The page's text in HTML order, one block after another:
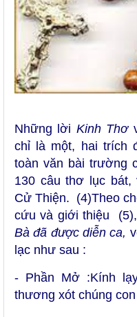
Những lời Kinh Thơ
chỉ là một, hai trích
toàn văn bài trường
130 câu thơ lục bát,
Cử Thiện. (4)Theo
cứu và giới thiệu
Bà đã được diễn ca,
lạc như sau :
- Phần Mở :Kính
thương xót chúng